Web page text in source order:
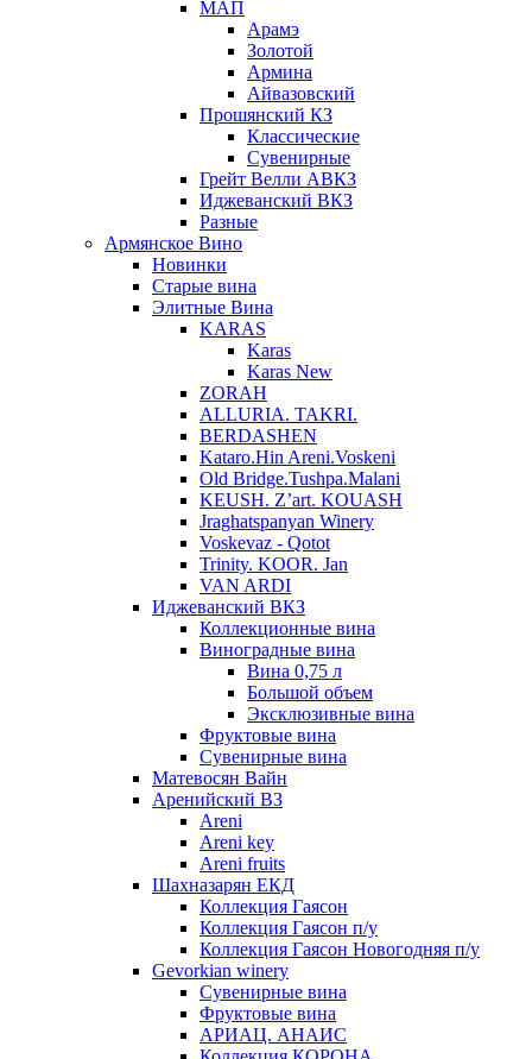
МАП
Арамэ
Золотой
Армина
Айвазовский
Прошянский КЗ
Классические
Сувенирные
Грейт Велли АВКЗ
Иджеванский ВКЗ
Разные
Армянское Вино
Новинки
Старые вина
Элитные Вина
KARAS
Karas
Karas New
ZORAH
ALLURIA. TAKRI.
BERDASHEN
Kataro.Hin Areni.Voskeni
Old Bridge.Tushpa.Malani
KEUSH. Z’art. KOUASH
Jraghatspanyan Winery
Voskevaz - Qotot
Trinity. KOOR. Jan
VAN ARDI
Иджеванский ВКЗ
Коллекционные вина
Виноградные вина
Вина 0,75 л
Большой объем
Эксклюзивные вина
Фруктовые вина
Cувенирные вина
Матевосян Вайн
Аренийский ВЗ
Areni
Areni key
Areni fruits
Шахназарян ЕКД
Коллекция Гаясон
Коллекция Гаясон п/у
Коллекция Гаясон Новогодняя п/у
Gevorkian winery
Сувенирные вина
Фруктовые вина
АРИАЦ. АНАИС